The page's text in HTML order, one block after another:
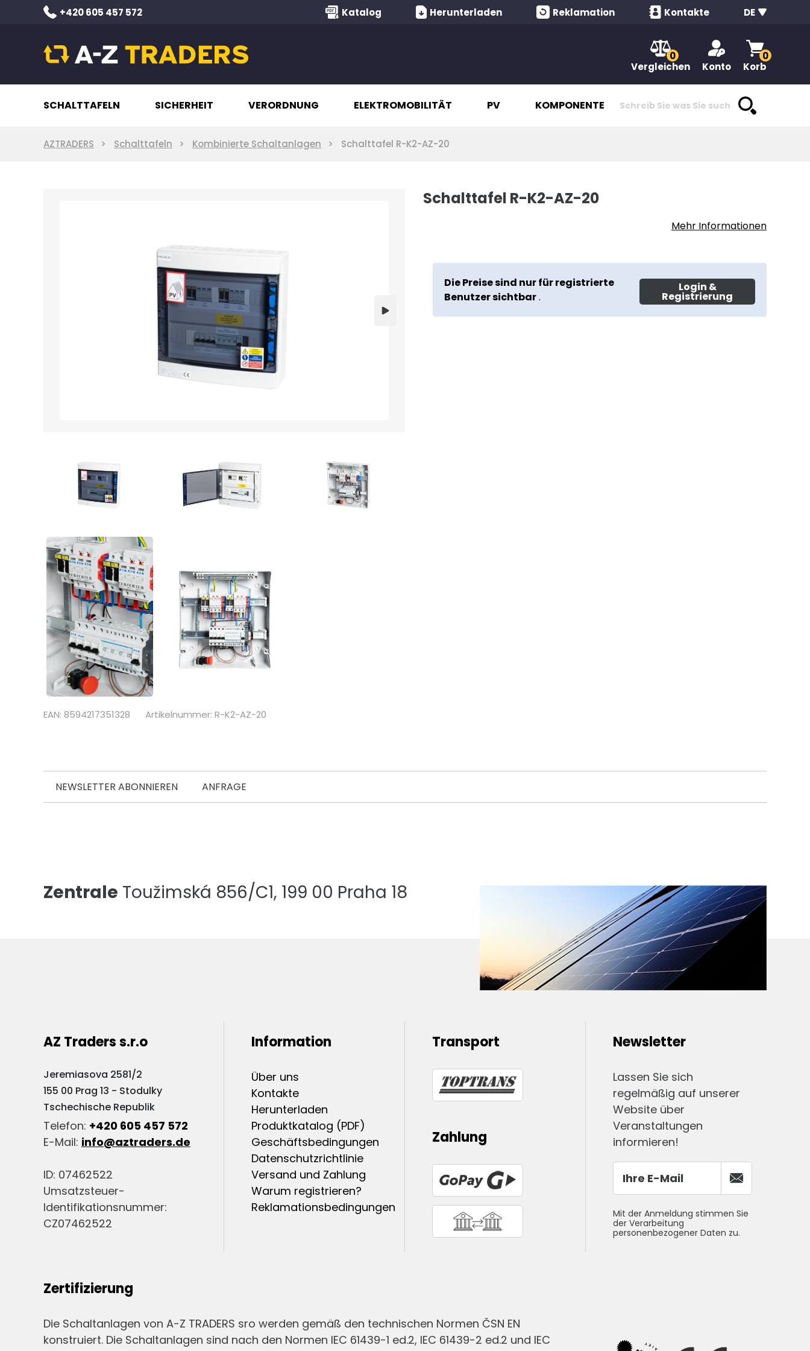
+420 605 457 572 Katalog Herunterladen Reklamation Kontakte DE
0
Vergleichen
Konto
0
Korb
SCHALTTAFELN SICHERHEIT VERORDNUNG ELEKTROMOBILITÄT PV KOMPONENTEN
AZTRADERS Schalttafeln Kombinierte Schaltanlagen Schalttafel R-K2-AZ-20
Schalttafel R-K2-AZ-20
EAN: 8594217351328 Artikelnummer: R-K2-AZ-20
Mehr Informationen
Die Preise sind nur für registrierte
Benutzer sichtbar.
Login &
Registrierung
NEWSLETTER ABONNIEREN ANFRAGE
Zentrale Toužimská 856/C1, 199 00 Praha 18
AZ Traders s.r.o
Jeremiasova 2581/2
155 00 Prag 13 - Stodulky
Tschechische Republik
Telefon: +420 605 457 572
E-Mail: info@aztraders.de
ID: 07462522
Umsatzsteuer-
Identifikationsnummer:
CZ07462522
Information
Über uns
Kontakte
Herunterladen
Produktkatalog (PDF)
Geschäftsbedingungen
Datenschutzrichtlinie
Versand und Zahlung
Warum registrieren?
Reklamationsbedingungen
Transport
Zahlung
Newsletter
Lassen Sie sich
regelmäßig auf unserer
Website über
Veranstaltungen
informieren!
Mit der Anmeldung stimmen Sie
der Verarbeitung
personenbezogener Daten zu.
Zertifizierung
Die Schaltanlagen von A-Z TRADERS sro werden gemäß den technischen Normen ČSN EN
konstruiert. Die Schaltanlagen sind nach den Normen IEC 61439-1 ed.2, IEC 61439-2 ed.2 und IEC